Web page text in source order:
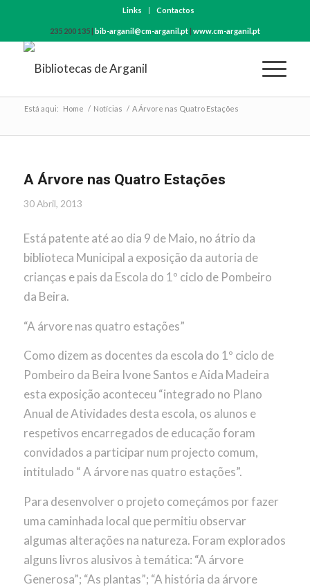
Links Contactos
235 200 135 | bib-arganil@cm-arganil.pt| www.cm-arganil.pt
Está aqui: Home / Notícias / A Árvore nas Quatro Estações
A Árvore nas Quatro Estações
30 Abril, 2013
Está patente até ao dia 9 de Maio, no átrio da
biblioteca Municipal a exposição da autoria de
crianças e pais da Escola do 1º ciclo de Pombeiro
da Beira.
“A árvore nas quatro estações”
Como dizem as docentes da escola do 1º ciclo de
Pombeiro da Beira Ivone Santos e Aida Madeira
esta exposição aconteceu “integrado no Plano
Anual de Atividades desta escola, os alunos e
respetivos encarregados de educação foram
convidados a participar num projecto comum,
intitulado “ A árvore nas quatro estações”.
Para desenvolver o projeto começámos por fazer
uma caminhada local que permitiu observar
algumas alterações na natureza. Foram explorados
alguns livros alusivos à temática: “A árvore
Generosa”; “As plantas”; “A história da árvore